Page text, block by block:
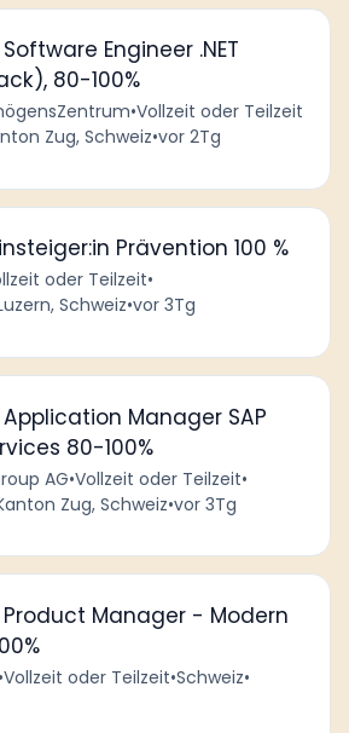
Engineer .NET
80-100%
•Vollzeit oder Teilzeit
Zug, Schweiz•vor 2Tg
Prävention 100 %
oder Teilzeit•
Schweiz•vor 3Tg
Application Manager SAP
80-100%
AG•Vollzeit oder Teilzeit•
Zug, Schweiz•vor 3Tg
Product Manager - Modern
•Vollzeit oder Teilzeit•Schweiz•